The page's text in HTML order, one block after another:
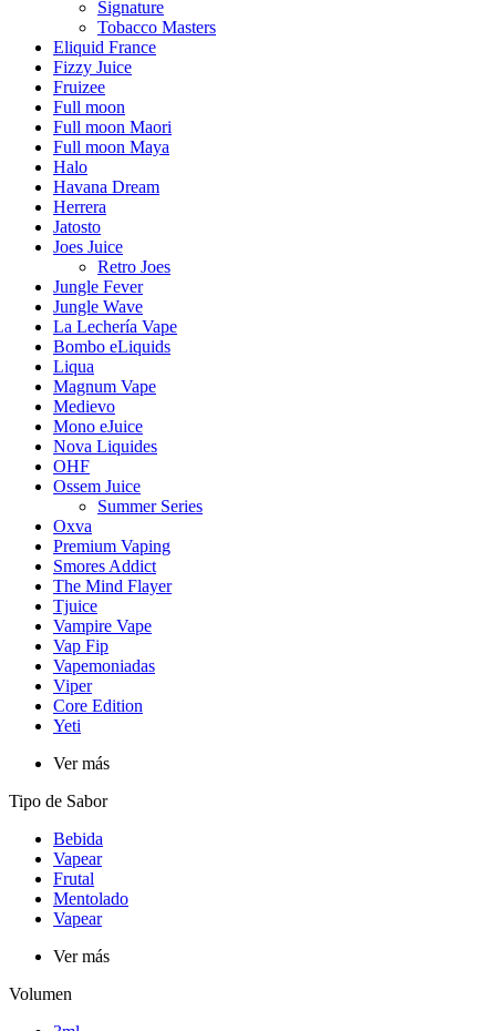
Signature
Tobacco Masters
Eliquid France
Fizzy Juice
Fruizee
Full moon
Full moon Maori
Full moon Maya
Halo
Havana Dream
Herrera
Jatosto
Joes Juice
Retro Joes
Jungle Fever
Jungle Wave
La Lechería Vape
Bombo eLiquids
Liqua
Magnum Vape
Medievo
Mono eJuice
Nova Liquides
OHF
Ossem Juice
Summer Series
Oxva
Premium Vaping
Smores Addict
The Mind Flayer
Tjuice
Vampire Vape
Vap Fip
Vapemoniadas
Viper
Core Edition
Yeti
Ver más
Tipo de Sabor
Bebida
Vapear
Frutal
Mentolado
Vapear
Ver más
Volumen